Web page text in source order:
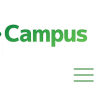
Campus
」を目指すガイドコミ